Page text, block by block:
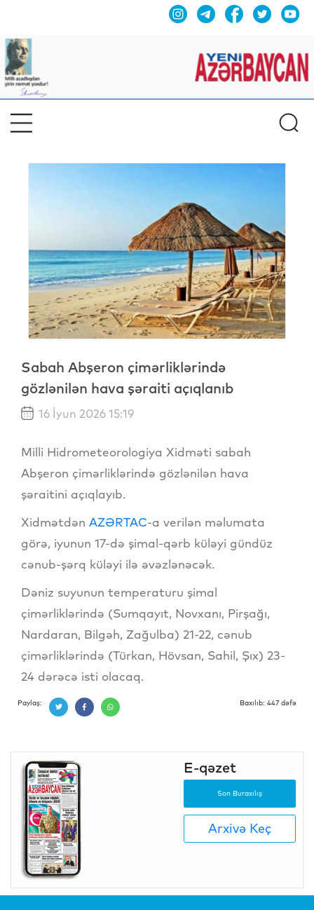
Sabah Abşeron çimərliklərində
gözlənilən hava şəraiti açıqlanıb
16 İyun 2026 15:19
Milli Hidrometeorologiya Xidməti sabah
Abşeron çimərliklərində gözlənilən hava
şəraitini açıqlayıb.
Xidmətdən AZƏRTAC-a verilən məlumata
görə, iyunun 17-də şimal-qərb küləyi gündüz
cənub-şərq küləyi ilə əvəzlənəcək.
Dəniz suyunun temperaturu şimal
çimərliklərində (Sumqayıt, Novxanı, Pirşağı,
Nardaran, Bilgəh, Zağulba) 21-22, cənub
çimərliklərində (Türkan, Hövsan, Sahil, Şıx) 23-
24 dərəcə isti olacaq.
Paylaş: Baxılıb: 447 dəfə
E-qəzet
Son Buraxılış
Arxivə Keç